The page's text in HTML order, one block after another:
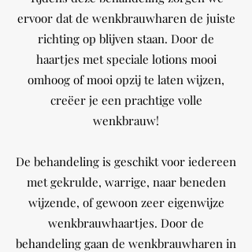
ervoor dat de wenkbrauwharen de juiste
richting op blijven staan. Door de
haartjes met speciale lotions mooi
omhoog of mooi opzij te laten wijzen,
creëer je een prachtige volle
wenkbrauw!
De behandeling is geschikt voor iedereen
met gekrulde, warrige, naar beneden
wijzende, of gewoon zeer eigenwijze
wenkbrauwhaartjes. Door de
behandeling gaan de wenkbrauwharen in